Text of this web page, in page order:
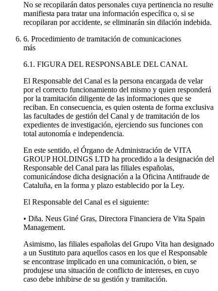
No se recopilarán datos personales cuya pertinencia no resulte
manifiesta para tratar una información específica o, si se
recopilaran por accidente, se eliminarán sin dilación indebida.
6. Procedimiento de tramitación de comunicaciones
más
6.1. FIGURA DEL RESPONSABLE DEL CANAL
El Responsable del Canal es la persona encargada de velar
por el correcto funcionamiento del mismo y quien responderá
por la tramitación diligente de las informaciones que se
reciban. En consecuencia, es quien ostenta de forma exclusiva
las facultades de gestión del Canal y de tramitación de los
expedientes de investigación, ejerciendo sus funciones con
total autonomía e independencia.
En este sentido, el Órgano de Administración de VITA
GROUP HOLDINGS LTD ha procedido a la designación del
Responsable del Canal para las filiales españolas,
comunicándose dicha designación a la Oficina Antifraude de
Cataluña, en la forma y plazo establecido por la Ley.
El Responsable del Canal es el siguiente:
• Dña. Neus Giné Gras, Directora Financiera de Vita Spain
Management.
Asimismo, las filiales españolas del Grupo Vita han designado
a un Sustituto para aquellos casos en los que el Responsable
se encontrase implicado en una comunicación, o bien, se
produjese una situación de conflicto de intereses, en cuyo
caso debe inhibirse de su gestión y tramitación.